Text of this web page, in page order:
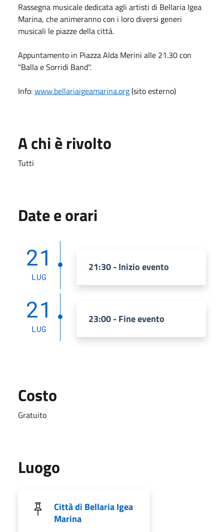
Rassegna musicale dedicata agli artisti di Bellaria Igea
Marina, che animeranno con i loro diversi generi
musicali le piazze della città.
Appuntamento in Piazza Alda Merini alle 21.30 con
"Balla e Sorridi Band".
Info:www.bellariaigeamarina.org(sito esterno)
A chi è rivolto
Tutti
Date e orari
21
LUG
21:30 - Inizio evento
21
LUG
23:00 - Fine evento
Costo
Gratuito
Luogo
Città di Bellaria Igea
Marina